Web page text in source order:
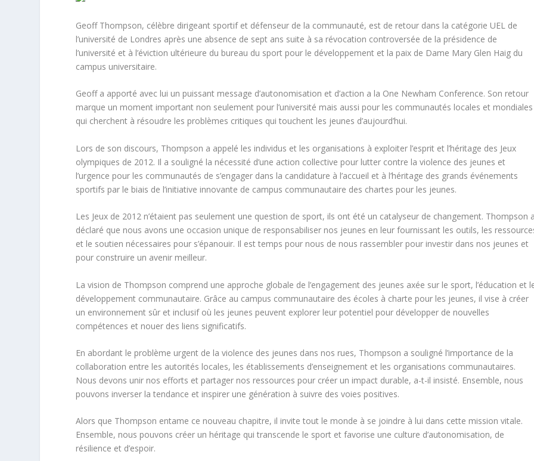
Geoff Thompson, célèbre dirigeant sportif et défenseur de la communauté, est de retour dans la catégorie UEL de
l’université de Londres après une absence de sept ans suite à sa révocation controversée de la présidence de
l’université et à l’éviction ultérieure du bureau du sport pour le développement et la paix de Dame Mary Glen Haig du
campus universitaire.
Geoff a apporté avec lui un puissant message d’autonomisation et d’action a la One Newham Conference. Son retour
marque un moment important non seulement pour l’université mais aussi pour les communautés locales et mondiales
qui cherchent à résoudre les problèmes critiques qui touchent les jeunes d’aujourd’hui.
Lors de son discours, Thompson a appelé les individus et les organisations à exploiter l’esprit et l’héritage des Jeux
olympiques de 2012. Il a souligné la nécessité d’une action collective pour lutter contre la violence des jeunes et
l’urgence pour les communautés de s’engager dans la candidature à l’accueil et à l’héritage des grands événements
sportifs par le biais de l’initiative innovante de campus communautaire des chartes pour les jeunes.
Les Jeux de 2012 n’étaient pas seulement une question de sport, ils ont été un catalyseur de changement. Thompson
déclaré que nous avons une occasion unique de responsabiliser nos jeunes en leur fournissant les outils, les
et le soutien nécessaires pour s’épanouir. Il est temps pour nous de nous rassembler pour investir dans nos jeunes et
pour construire un avenir meilleur.
La vision de Thompson comprend une approche globale de l’engagement des jeunes axée sur le sport, l’éducation et
développement communautaire. Grâce au campus communautaire des écoles à charte pour les jeunes, il vise à créer
un environnement sûr et inclusif où les jeunes peuvent explorer leur potentiel pour développer de nouvelles
compétences et nouer des liens significatifs.
En abordant le problème urgent de la violence des jeunes dans nos rues, Thompson a souligné l’importance de la
collaboration entre les autorités locales, les établissements d’enseignement et les organisations communautaires.
Nous devons unir nos efforts et partager nos ressources pour créer un impact durable, a-t-il insisté. Ensemble, nous
pouvons inverser la tendance et inspirer une génération à suivre des voies positives.
Alors que Thompson entame ce nouveau chapitre, il invite tout le monde à se joindre à lui dans cette mission vitale.
Ensemble, nous pouvons créer un héritage qui transcende le sport et favorise une culture d’autonomisation, de
résilience et d’espoir.